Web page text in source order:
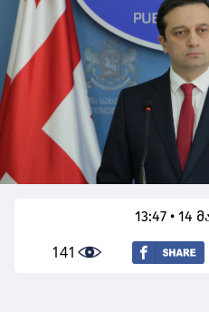
13:47 • 14
141